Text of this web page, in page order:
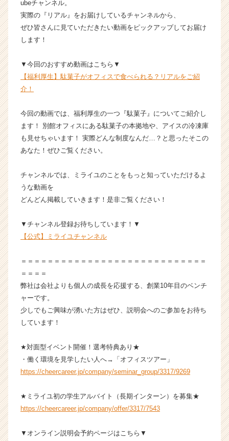
長
企
ス
カ
が
就
活
イ
チ
ャ
リ
（C
e
C
e
e
r）
ubeチャンネル。
実際の『リアル』をお届けしているチャンネルから、
ぜひ皆さんに見ていただきたい動画をピックアップしてお届け
します！
▼今回のおすすめ動画はこちら▼
【福利厚生】駄菓子がオフィスで食べられる？リアルをご紹
介！
今回の動画では、福利厚生の一つ『駄菓子』についてご紹介し
ます！ 別館オフィスにある駄菓子の本拠地や、アイスの冷凍庫
も見せちゃいます！ 実際どんな制度なんだ…？と思ったそこの
あなた！ぜひご覧ください。
チャンネルでは、ミライユのことをもっと知っていただけるよ
うな動画を
どんどん掲載していきます！是非ご覧ください！
▼チャンネル登録お待ちしています！▼
【公式】ミライユチャンネル
＝＝＝＝＝＝＝＝＝＝＝＝＝＝＝＝＝＝＝＝＝＝＝＝＝＝＝＝
＝＝＝＝
弊社は会社よりも個人の成長を応援する、創業10年目のベンチ
ャーです。
少しでもご興味が湧いた方はぜひ、説明会へのご参加をお待ち
しています！
★対面型イベント開催！選考特典あり★
・働く環境を見学したい人へ→「オフィスツアー」
https://cheercareer.jp/company/seminar_group/3317/9269
★ミライユ初の学生アルバイト（長期インターン）を募集★
https://cheercareer.jp/company/offer/3317/7543
▼オンライン説明会予約ページはこちら▼